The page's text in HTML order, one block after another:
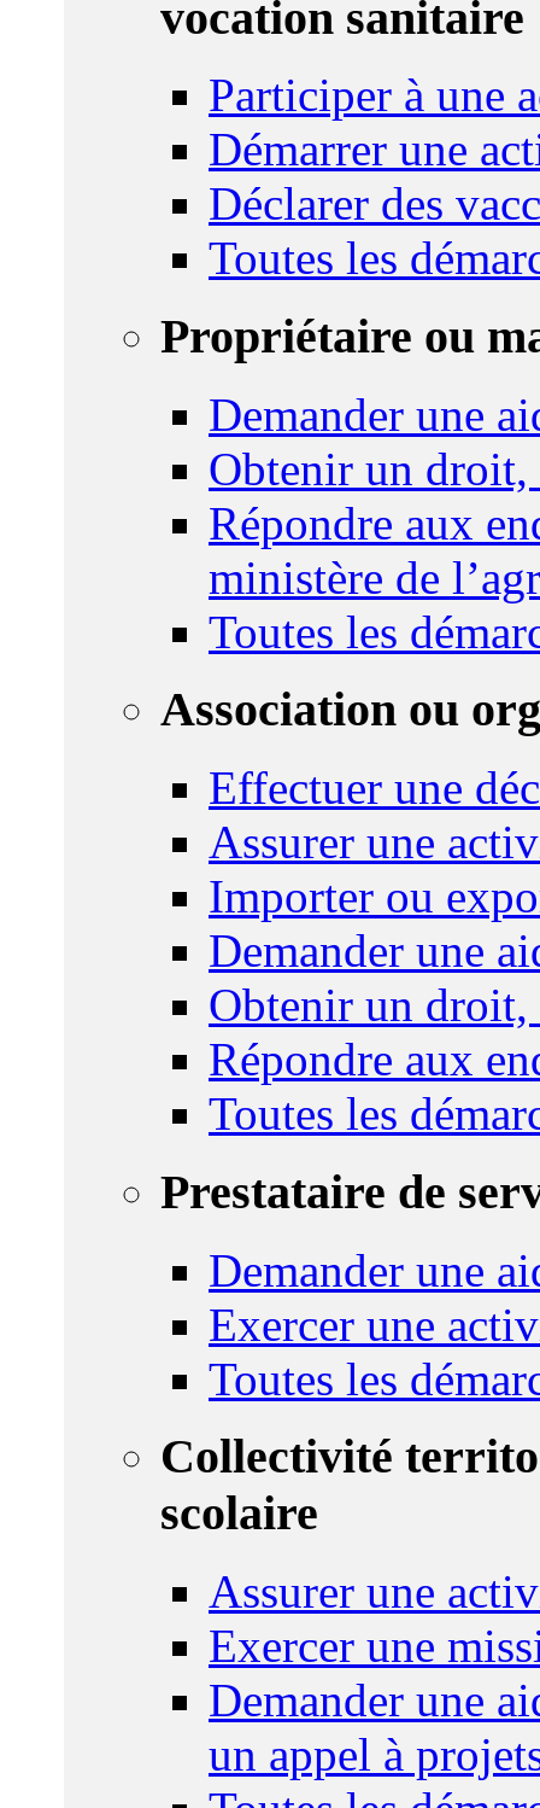
vocation sanitaire
Participer à une
Démarrer une
Déclarer des
Toutes les
Propriétaire ou
Demander une
Obtenir un droit,
Répondre aux
ministère de
Toutes les
Association ou
Effectuer une
Assurer une
Importer ou
Demander une
Obtenir un droit,
Répondre aux
Toutes les
Prestataire de
Demander une
Exercer une
Toutes les
Collectivité
scolaire
Assurer une
Exercer une
Demander une
un appel à